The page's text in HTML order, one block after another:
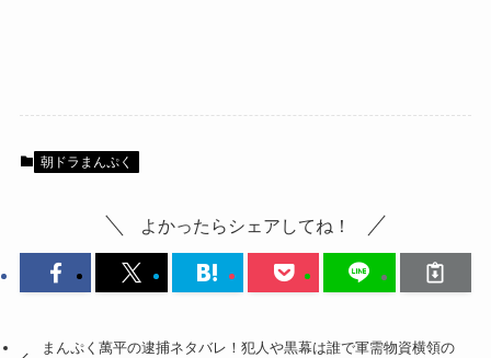
朝ドラまんぷく
よかったらシェアしてね！
まんぷく萬平の逮捕ネタバレ！犯人や黒幕は誰で軍需物資横領の